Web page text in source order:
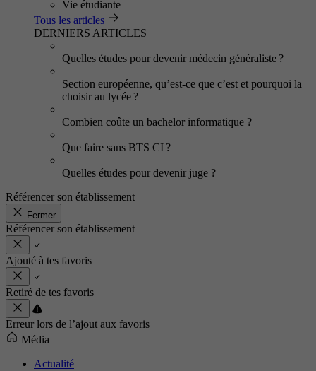
Vie étudiante
Tous les articles
DERNIERS ARTICLES
Quelles études pour devenir médecin généraliste ?
Section européenne, qu’est-ce que c’est et pourquoi la
choisir au lycée ?
Combien coûte un bachelor informatique ?
Que faire sans BTS CI ?
Quelles études pour devenir juge ?
Référencer son établissement
Fermer
Référencer son établissement
Ajouté à tes favoris
Retiré de tes favoris
Erreur lors de l’ajout aux favoris
Média
Actualité